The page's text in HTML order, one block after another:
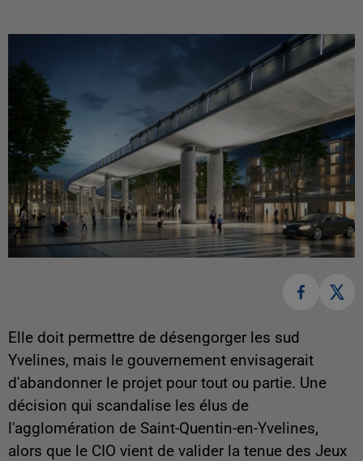
Elle doit permettre de désengorger les sud
Yvelines, mais le gouvernement envisagerait
d'abandonner le projet pour tout ou partie. Une
décision qui scandalise les élus de
l'agglomération de Saint-Quentin-en-Yvelines,
alors que le CIO vient de valider la tenue des Jeux